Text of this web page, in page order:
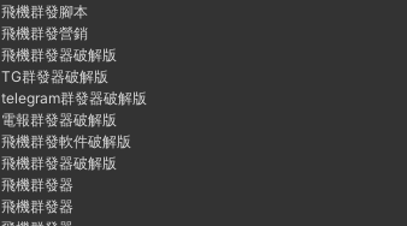
飛機群發腳本
飛機群發營銷
飛機群發器破解版
TG群發器破解版
telegram群發器破解版
電報群發器破解版
飛機群發軟件破解版
飛機群發器破解版
飛機群發器
飛機群發器